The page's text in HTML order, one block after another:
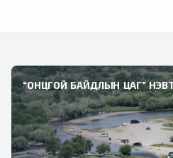
“ОНЦГОЙ БАЙДЛЫН ЦАГ”